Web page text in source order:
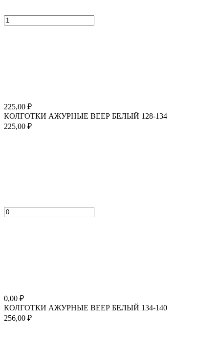
225,00 ₽
КОЛГОТКИ АЖУРНЫЕ ВЕЕР БЕЛЫЙ 128-134
225,00 ₽
0,00 ₽
КОЛГОТКИ АЖУРНЫЕ ВЕЕР БЕЛЫЙ 134-140
256,00 ₽